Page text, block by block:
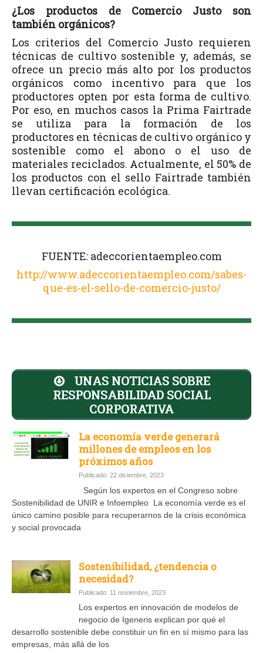
¿Los productos de Comercio Justo son
también orgánicos?
Los criterios del Comercio Justo requieren
técnicas de cultivo sostenible y, además, se
ofrece un precio más alto por los productos
orgánicos como incentivo para que los
productores opten por esta forma de cultivo.
Por eso, en muchos casos la Prima Fairtrade
se utiliza para la formación de los
productores en técnicas de cultivo orgánico y
sostenible como el abono o el uso de
materiales reciclados. Actualmente, el 50% de
los productos con el sello Fairtrade también
llevan certificación ecológica.
FUENTE: adeccorientaempleo.com
http://www.adeccorientaempleo.com/sabes-
que-es-el-sello-de-comercio-justo/
UNAS NOTICIAS SOBRE
RESPONSABILIDAD SOCIAL
CORPORATIVA
La economía verde generará
millones de empleos en los
próximos años
Publicado: 22 diciembre, 2023
Según los expertos en el Congreso sobre
Sostenibilidad de UNIR e Infoempleo La economía verde es el
único camino posible para recuperarnos de la crisis económica
y social provocada
Sostenibilidad, ¿tendencia o
necesidad?
Publicado: 11 noviembre, 2023
Los expertos en innovación de modelos de
negocio de Igeneris explican por qué el
desarrollo sostenible debe constituir un fin en sí mismo para las
empresas, más allá de los